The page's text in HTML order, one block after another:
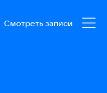
Смотреть записи